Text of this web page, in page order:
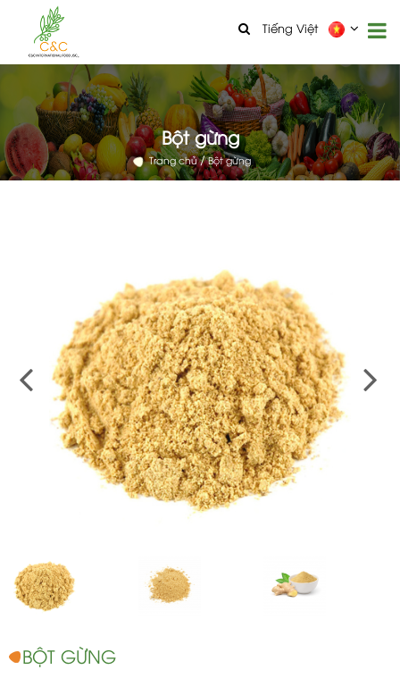
Tiếng Việt
Bột gừng
Trang chủ Bột gừng
BỘT GỪNG